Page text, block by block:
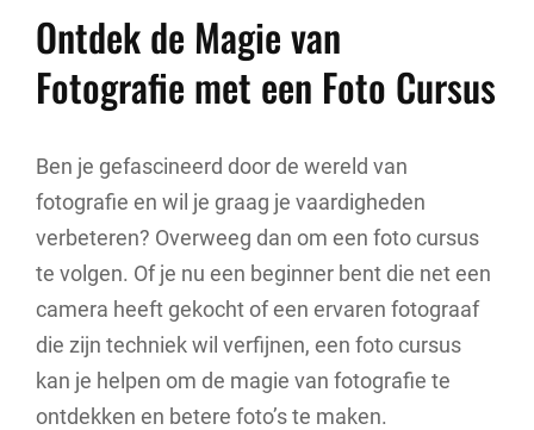
Ontdek de Magie van
Fotografie met een Foto Cursus
Ben je gefascineerd door de wereld van
fotografie en wil je graag je vaardigheden
verbeteren? Overweeg dan om een foto cursus
te volgen. Of je nu een beginner bent die net een
camera heeft gekocht of een ervaren fotograaf
die zijn techniek wil verfijnen, een foto cursus
kan je helpen om de magie van fotografie te
ontdekken en betere foto’s te maken.